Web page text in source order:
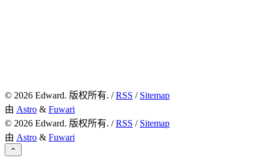
© 2026 Edward. 版权所有. /RSS / Sitemap
由 Astro & Fuwari
© 2026 Edward. 版权所有. /RSS / Sitemap
由 Astro & Fuwari